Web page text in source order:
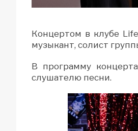
Концертом в клубе
музыкант, солист
В программу
слушателю песни.